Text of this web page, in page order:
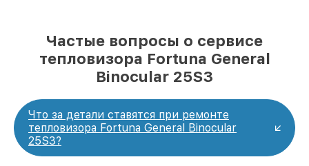
Частые вопросы о сервисе
тепловизора Fortuna General
Binocular 25S3
Что за детали ставятся при ремонте
тепловизора Fortuna General Binocular
25S3?